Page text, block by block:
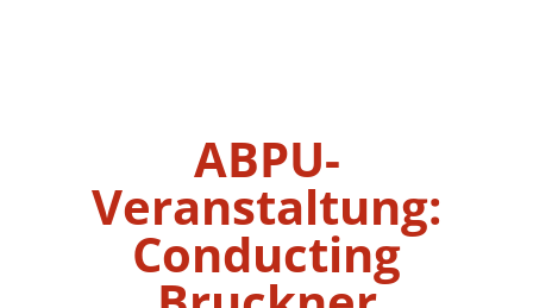
ABPU-
Veranstaltung:
Conducting